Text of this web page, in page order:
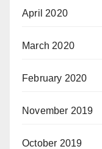
April 2020
March 2020
February 2020
November 2019
October 2019